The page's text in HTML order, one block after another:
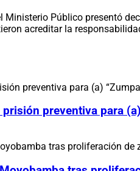
Ministerio Público presentó
acreditar la
preventiva para